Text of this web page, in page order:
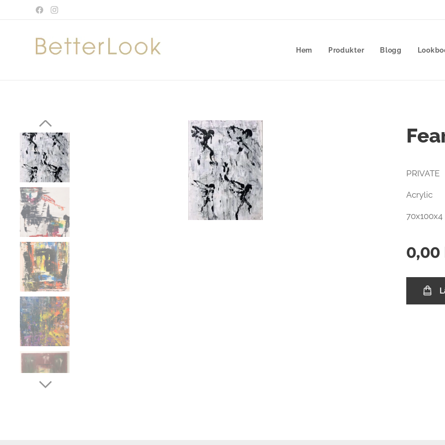
Hem Produkter Blogg
PRIVATE
Acrylic
70x100x4
0,00